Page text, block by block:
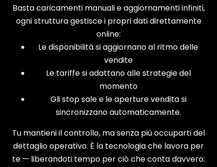
Basta caricamenti manuali e aggiornamenti infiniti,
ogni struttura gestisce i propri dati direttamente
online:
Le disponibilità si aggiornano al ritmo delle
vendite
Le tariffe si adattano alle strategie del
momento
Gli stop sale e le aperture vendita si
sincronizzano automaticamente.
Tu mantieni il controllo, ma senza più occuparti del
dettaglio operativo. È la tecnologia che lavora per
te — liberandoti tempo per ciò che conta davvero: